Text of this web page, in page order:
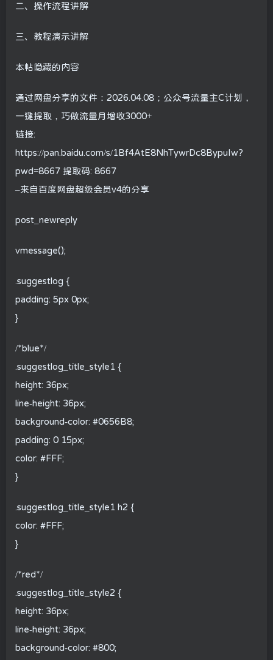
二、操作流程讲解
三、教程演示讲解
本帖隐藏的内容
通过网盘分享的文件：2026.04.08；公众号流量主C计划，
一键提取，巧做流量月增收3000+
链接:
https://pan.baidu.com/s/1Bf4AtE8NhTywrDc8BypuIw?
pwd=8667 提取码: 8667
–来自百度网盘超级会员v4的分享
post_newreply
vmessage();
.suggestlog {
padding: 5px 0px;
}
/*blue*/
.suggestlog_title_style1 {
height: 36px;
line-height: 36px;
background-color: #0656B8;
padding: 0 15px;
color: #FFF;
}
.suggestlog_title_style1 h2 {
color: #FFF;
}
/*red*/
.suggestlog_title_style2 {
height: 36px;
line-height: 36px;
background-color: #800;